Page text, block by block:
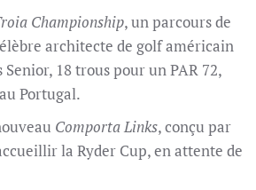
Championship, un parcours de
architecte de golf américain
18 trous pour un PAR 72,
Portugal.
Comporta Links, conçu par
la Ryder Cup, en attente de